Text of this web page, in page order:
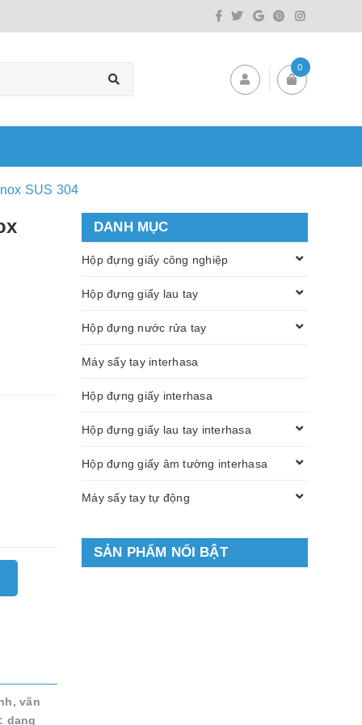
0
SUS 304
văn
dạng
DANH MỤC
Hộp đựng giấy công nghiệp
Hộp đựng giấy lau tay
Hộp đựng nước rửa tay
Máy sấy tay interhasa
Hộp đựng giấy interhasa
Hộp đựng giấy lau tay interhasa
Hộp đựng giấy âm tường interhasa
Máy sấy tay tự động
SẢN PHẨM NỔI BẬT